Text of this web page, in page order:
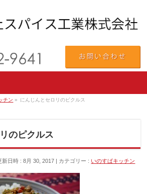
チン » にんじんとセロリのピクルス
のピクルス
新日時 : 8月 30, 2017 カテゴリー : いのすぱキッチン